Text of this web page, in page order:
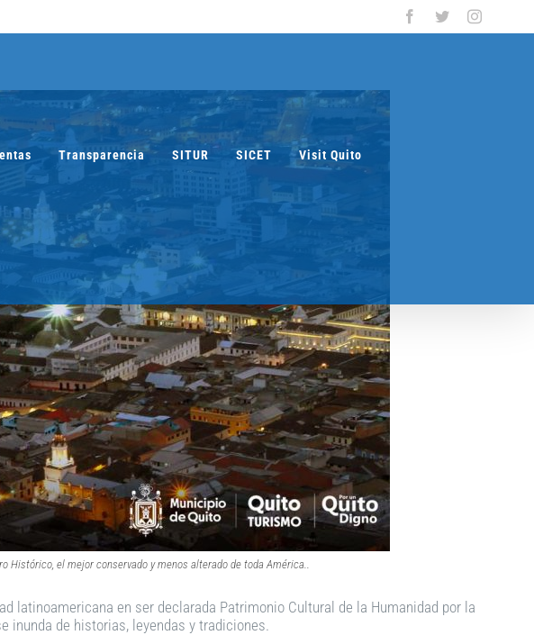
Facebook
Twitter
Transparencia SITUR SICET Visit Quito
Histórico, el mejor conservado y menos alterado de toda América.
en ser declarada Patrimonio Cultural de la Humanidad por la
inunda de historias, leyendas y tradiciones.